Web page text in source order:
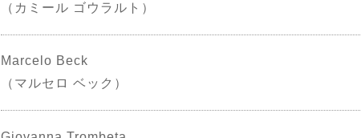
（カミール ゴウラルト）
Marcelo Beck
（マルセロ ベック）